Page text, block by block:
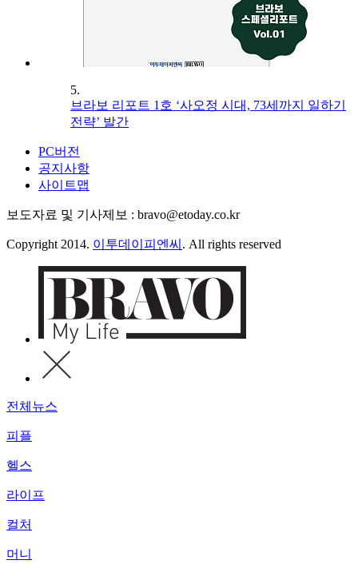
5.
브라보 리포트 1호 ‘사오정 시대, 73세까지 일하기
전략’ 발간
PC버전
공지사항
사이트맵
보도자료 및 기사제보 : bravo@etoday.co.kr
Copyright 2014. 이투데이피엔씨 . All rights reserved
전체뉴스
피플
헬스
라이프
컬처
머니